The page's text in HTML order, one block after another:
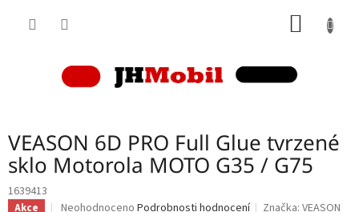
VEASON 6D PRO Full Glue tvrzené
sklo Motorola MOTO G35 / G75
1639413
Akce
Průměrné
Neohodnoceno Podrobnosti hodnocení Značka:VEASON